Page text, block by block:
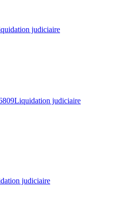
judiciaire
Liquidation judiciaire
judiciaire